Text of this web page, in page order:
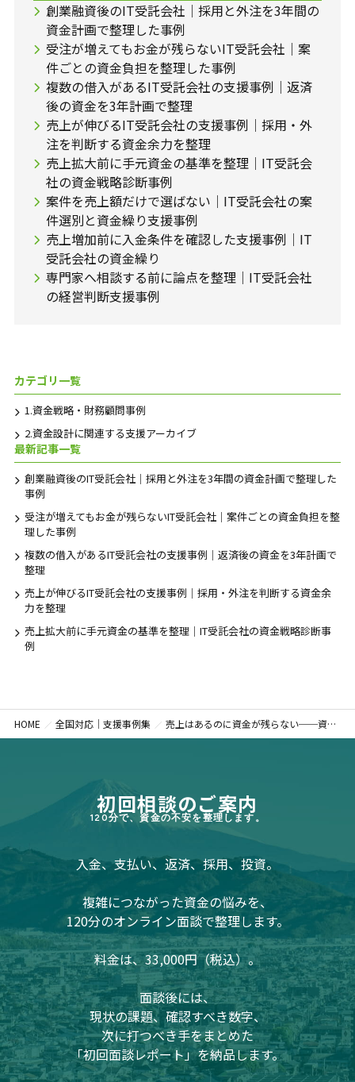
創業融資後のIT受託会社｜採用と外注を3年間の
資金計画で整理した事例
受注が増えてもお金が残らないIT受託会社｜案
件ごとの資金負担を整理した事例
複数の借入があるIT受託会社の支援事例｜返済
後の資金を3年計画で整理
売上が伸びるIT受託会社の支援事例｜採用・外
注を判断する資金余力を整理
売上拡大前に手元資金の基準を整理｜IT受託会
社の資金戦略診断事例
案件を売上額だけで選ばない｜IT受託会社の案
件選別と資金繰り支援事例
売上増加前に入金条件を確認した支援事例｜IT
受託会社の資金繰り
専門家へ相談する前に論点を整理｜IT受託会社
の経営判断支援事例
カテゴリ一覧
1.資金戦略・財務顧問事例
2.資金設計に関連する支援アーカイブ
最新記事一覧
創業融資後のIT受託会社｜採用と外注を3年間の資金計画で整理した
事例
受注が増えてもお金が残らないIT受託会社｜案件ごとの資金負担を整
理した事例
複数の借入があるIT受託会社の支援事例｜返済後の資金を3年計画で
整理
売上が伸びるIT受託会社の支援事例｜採用・外注を判断する資金余
力を整理
売上拡大前に手元資金の基準を整理｜IT受託会社の資金戦略診断事
例
HOME 全国対応｜支援事例集 売上はあるのに資金が残らない──資金繰り悪化を招く構造を整理した支援事例
初回相談のご案内
120分で、資金の不安を整理します。
入金、支払い、返済、採用、投資。
複雑につながった資金の悩みを、
120分のオンライン面談で整理します。
料金は、33,000円（税込）。
面談後には、
現状の課題、確認すべき数字、
次に打つべき手をまとめた
「初回面談レポート」を納品します。